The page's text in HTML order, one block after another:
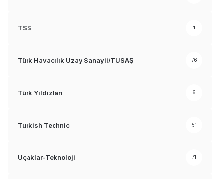
TSS 4
Türk Havacılık Uzay Sanayii/TUSAŞ 76
Türk Yıldızları 6
Turkish Technic 51
Uçaklar-Teknoloji 71